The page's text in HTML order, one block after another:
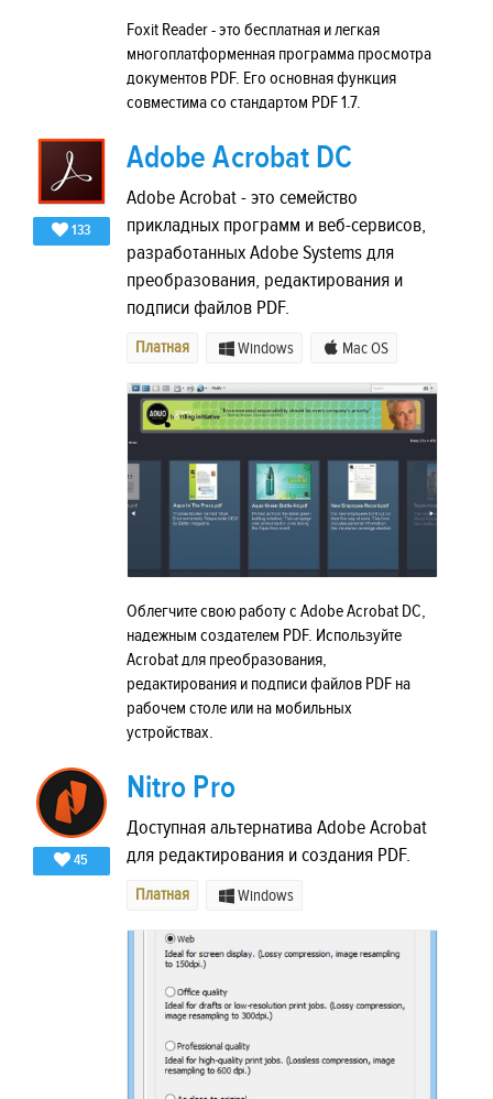
Foxit Reader - это бесплатная и легкая
многоплатформенная программа просмотра
документов PDF. Его основная функция
совместима со стандартом PDF 1.7.
133
Adobe Acrobat DC
Adobe Acrobat - это семейство
прикладных программ и веб-сервисов,
разработанных Adobe Systems для
преобразования, редактирования и
подписи файлов PDF.
Платная Windows Mac OS
Облегчите свою работу с Adobe Acrobat DC,
надежным создателем PDF. Используйте
Acrobat для преобразования,
редактирования и подписи файлов PDF на
рабочем столе или на мобильных
устройствах.
45
Nitro Pro
Доступная альтернатива Adobe Acrobat
для редактирования и создания PDF.
Платная Windows